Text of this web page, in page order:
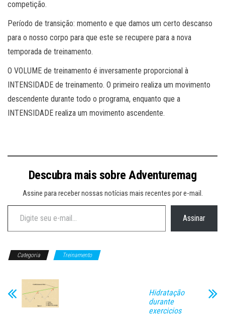
competição.
Período de transição: momento e que damos um certo descanso
para o nosso corpo para que este se recupere para a nova
temporada de treinamento.
O VOLUME de treinamento é inversamente proporcional à
INTENSIDADE de treinamento. O primeiro realiza um movimento
descendente durante todo o programa, enquanto que a
INTENSIDADE realiza um movimento ascendente.
Descubra mais sobre Adventuremag
Assine para receber nossas notícias mais recentes por e-mail.
Digite seu e-mail…
Assinar
Categoria Treinamento
Hidratação
durante
exercicios